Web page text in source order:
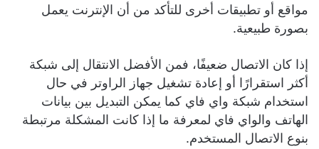
مواقع أو تطبيقات أخرى للتأكد من أن الإنترنت يعمل
بصورة طبيعية.
إذا كان الاتصال ضعيفًا، فمن الأفضل الانتقال إلى شبكة
أكثر استقرارًا أو إعادة تشغيل جهاز الراوتر في حال
استخدام شبكة واي فاي كما يمكن التبديل بين بيانات
الهاتف والواي فاي لمعرفة ما إذا كانت المشكلة مرتبطة
بنوع الاتصال المستخدم.